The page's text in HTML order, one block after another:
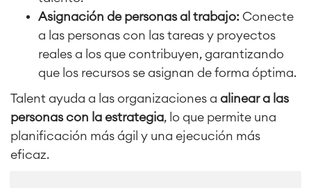
Informes y paneles de control
Gestión del trabajo
Service Management
Gestión de servicios IT & CMDB
Viaja a la gestión de servicios
Gestión de servicios para
empresas
Asignación de personas al trabajo: Conecte
a las personas con las tareas y proyectos
reales a los que contribuyen, garantizando
que los recursos se asignan de forma óptima.
Talent ayuda a las organizaciones a alinear a las
personas con la estrategia, lo que permite una
planificación más ágil y una ejecución más
eficaz.